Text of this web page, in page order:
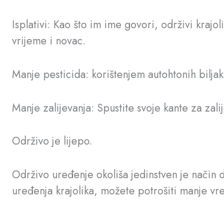
Isplativi: Kao što im ime govori, održivi
vrijeme i novac.
Manje pesticida: korištenjem autohtonih
Manje zalijevanja: Spustite svoje kante za
Održivo je lijepo.
Održivo uređenje okoliša jedinstven je
uređenja krajolika, možete potrošiti manje